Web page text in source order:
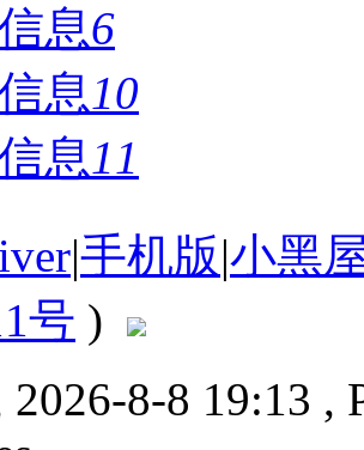
息6
息 10
息 11
|手机版|小黑
号 )
8-8 19:13 ,